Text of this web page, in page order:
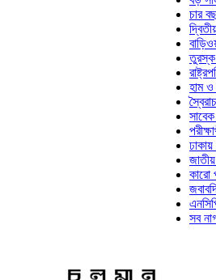
চার বছরের
দ্বিতীয়
তুরস্ক সফর
রাষ্ট্রপতি
হাম ও হামের
স্বৈরাচার
সাবেক
ঢাকায়
জাতীয়
কারো
এনসিপির
সব